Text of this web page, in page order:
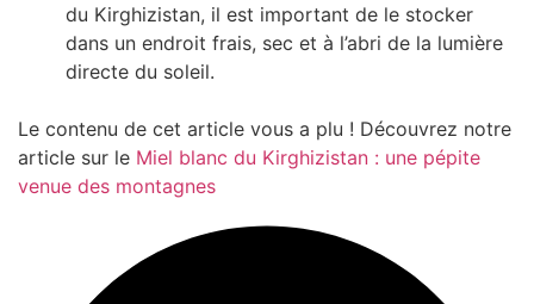
du Kirghizistan, il est important de le stocker
dans un endroit frais, sec et à l’abri de la lumière
directe du soleil.
Le contenu de cet article vous a plu ! Découvrez notre
article sur le Miel blanc du Kirghizistan : une pépite
venue des montagnes